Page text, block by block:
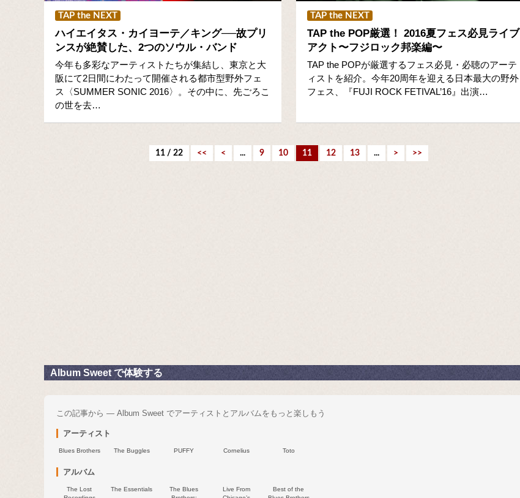
TAP the NEXT
ハイエイタス・カイヨーテ／キング──故プリ
ンスが絶賛した、2つのソウル・バンド
今年も多彩なアーティストたちが集結し、東京と大
阪にて2日間にわたって開催される都市型野外フェ
ス〈SUMMER SONIC 2016〉。その中に、先ごろこ
の世を去…
TAP the NEXT
TAP the POP厳選！ 2016夏フェス必見ライブ
アクト〜フジロック邦楽編〜
TAP the POPが厳選するフェス必見・必聴のアーテ
ィストを紹介。今年20周年を迎える日本最大の野外
フェス、『FUJI ROCK FETIVAL’16』出演…
11 / 22 << < ... 9 10 11 12 13 ... > >>
Album Sweet で体験する
この記事から — Album Sweet でアーティストとアルバムをもっと楽しもう
アーティスト
Blues Brothers The Buggles PUFFY Cornelius Toto
アルバム
The Lost
The Essentials
The Blues
Live From
Best of the